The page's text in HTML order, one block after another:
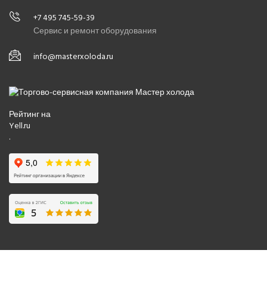
+7 495 745-59-39
Сервис и ремонт оборудования
info@masterxoloda.ru
Рейтинг на
Yell.ru
.